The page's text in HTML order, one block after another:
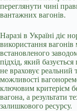
переглянути чині
вантажних вагонів.
Наразі в Україні діє
використання вагонів
встановленого
підхід, який
не враховує реальний
можливості
ключовим критерієм
вагона, а результати
залишкового ресурсу.